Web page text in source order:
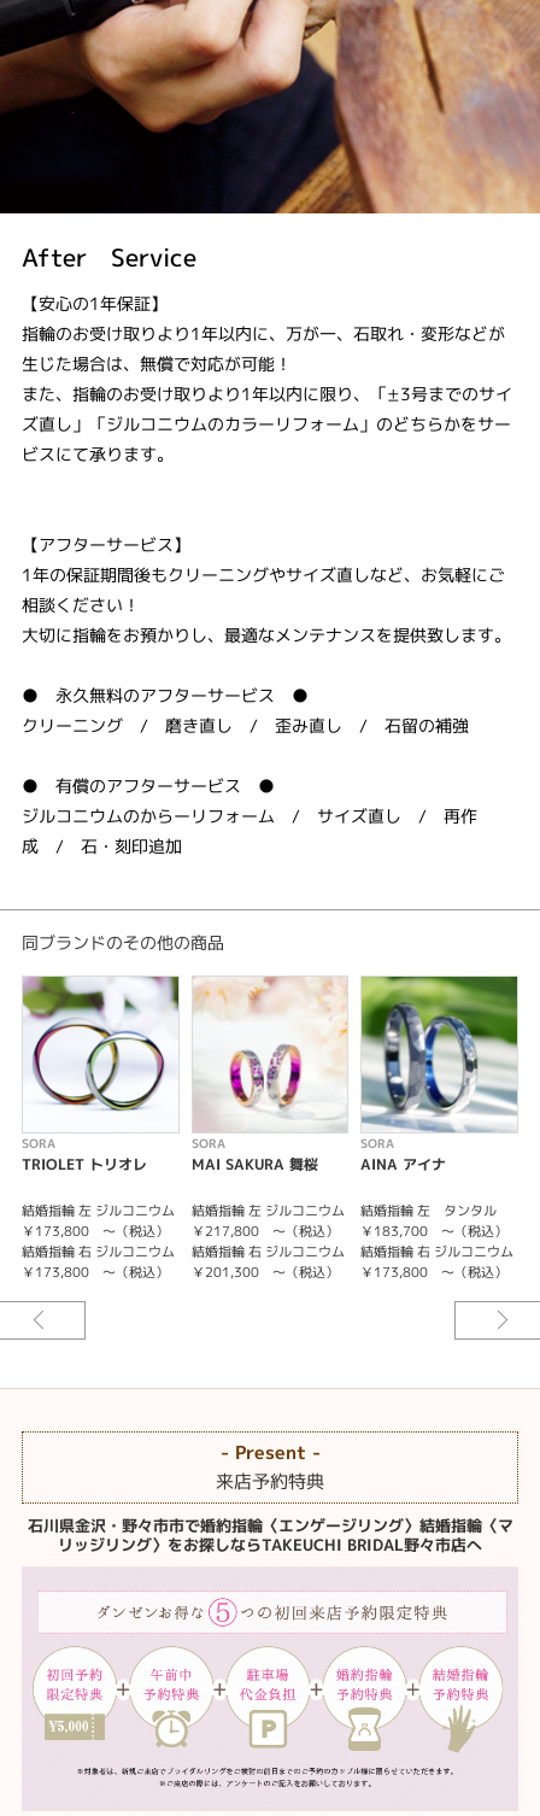
After Service
【安心の1年保証】
指輪のお受け取りより1年以内に、万が一、石取れ・変形などが
生じた場合は、無償で対応が可能！
また、指輪のお受け取りより1年以内に限り、「±3号までのサイ
ズ直し」「ジルコニウムのカラーリフォーム」のどちらかをサー
ビスにて承ります。
【アフターサービス】
1年の保証期間後もクリーニングやサイズ直しなど、お気軽にご
相談ください！
大切に指輪をお預かりし、最適なメンテナンスを提供致します。
● 永久無料のアフターサービス ●
クリーニング / 磨き直し / 歪み直し / 石留の補強
● 有償のアフターサービス ●
ジルコニウムのからーリフォーム / サイズ直し / 再作
成 / 石・刻印追加
同ブランドのその他の商品
SORA
TRIOLET トリオレ
結婚指輪 左 ジルコニウム
￥173,800 ～（税込）
結婚指輪 右 ジルコニウム
￥173,800 ～（税込）
SORA
MAI SAKURA 舞桜
結婚指輪 左 ジルコニウム
￥217,800 ～（税込）
結婚指輪 右 ジルコニウム
￥201,300 ～（税込）
SORA
AINA アイナ
結婚指輪 左 タンタル
￥183,700 ～（税込）
結婚指輪 右 ジルコニウム
￥173,800 ～（税込）
- Present -
来店予約特典
石川県金沢・野々市市で婚約指輪〈エンゲージリング〉結婚指輪〈マ
リッジリング〉をお探しならTAKEUCHI BRIDAL野々市店へ